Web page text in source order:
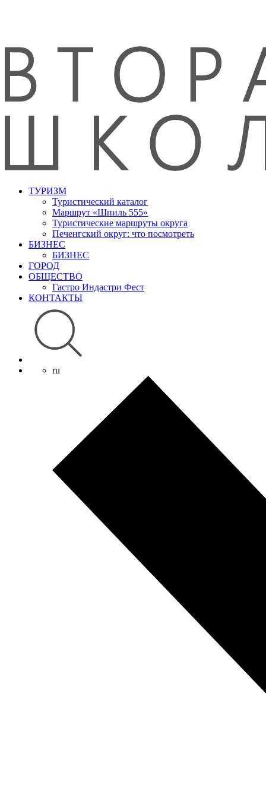
ТУРИЗМ
Туристический каталог
Маршрут «Шпиль 555»
Туристические маршруты округа
Печенгский округ: что посмотреть
БИЗНЕС
БИЗНЕС
ГОРОД
ОБЩЕСТВО
Гастро Индастри Фест
КОНТАКТЫ
ru